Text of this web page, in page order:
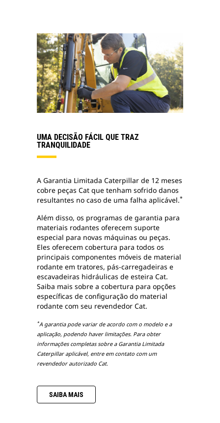
UMA DECISÃO FÁCIL QUE TRAZ
TRANQUILIDADE
A Garantia Limitada Caterpillar de 12 meses
cobre peças Cat que tenham sofrido danos
resultantes no caso de uma falha aplicável.*
Além disso, os programas de garantia para
materiais rodantes oferecem suporte
especial para novas máquinas ou peças.
Eles oferecem cobertura para todos os
principais componentes móveis de material
rodante em tratores, pás-carregadeiras e
escavadeiras hidráulicas de esteira Cat.
Saiba mais sobre a cobertura para opções
específicas de configuração do material
rodante com seu revendedor Cat.
*A garantia pode variar de acordo com o modelo e a
aplicação, podendo haver limitações. Para obter
informações completas sobre a Garantia Limitada
Caterpillar aplicável, entre em contato com um
revendedor autorizado Cat.
SAIBA MAIS